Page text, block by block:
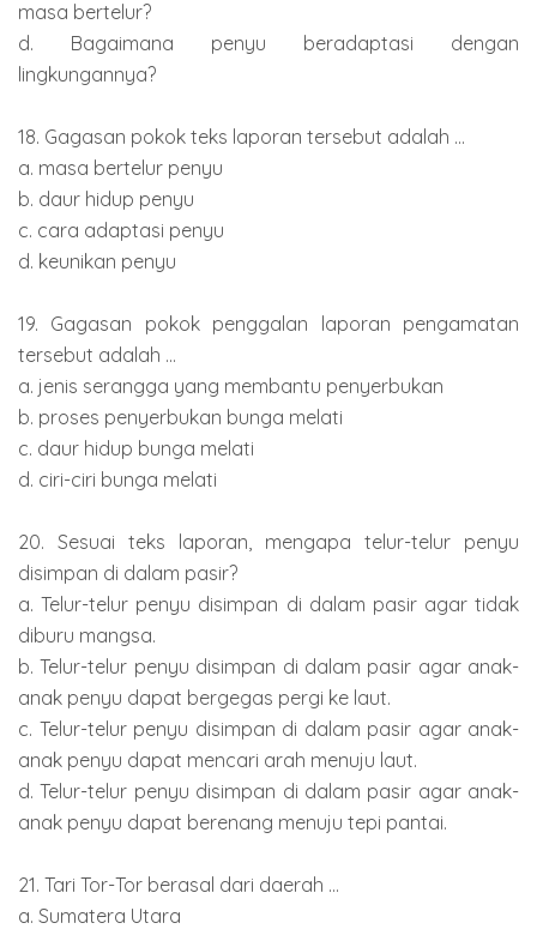
masa bertelur?
d. Bagaimana penyu beradaptasi dengan
lingkungannya?
18. Gagasan pokok teks laporan tersebut adalah ...
a. masa bertelur penyu
b. daur hidup penyu
c. cara adaptasi penyu
d. keunikan penyu
19. Gagasan pokok penggalan laporan pengamatan
tersebut adalah ...
a. jenis serangga yang membantu penyerbukan
b. proses penyerbukan bunga melati
c. daur hidup bunga melati
d. ciri-ciri bunga melati
20. Sesuai teks laporan, mengapa telur-telur penyu
disimpan di dalam pasir?
a. Telur-telur penyu disimpan di dalam pasir agar tidak
diburu mangsa.
b. Telur-telur penyu disimpan di dalam pasir agar anak-
anak penyu dapat bergegas pergi ke laut.
c. Telur-telur penyu disimpan di dalam pasir agar anak-
anak penyu dapat mencari arah menuju laut.
d. Telur-telur penyu disimpan di dalam pasir agar anak-
anak penyu dapat berenang menuju tepi pantai.
21. Tari Tor-Tor berasal dari daerah ...
a. Sumatera Utara